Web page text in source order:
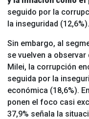
seguido por la
la inseguridad (12,6%).
Sin embargo, al
se vuelven a
Milei, la corrupción
seguida por la
económica (18,6%).
ponen el foco casi
37,9% señala la